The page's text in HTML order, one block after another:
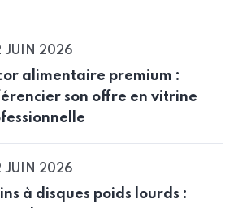
JUIN 2026
alimentaire premium :
son offre en vitrine
JUIN 2026
à disques poids lourds :